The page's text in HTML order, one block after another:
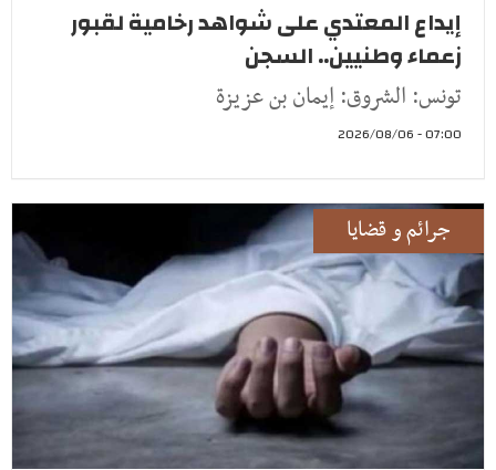
إيداع المعتدي على شواهد رخامية لقبور
زعماء وطنيين.. السجن
تونس: الشروق: إيمان بن عزيزة
07:00 - 2026/08/06
جرائم و قضايا